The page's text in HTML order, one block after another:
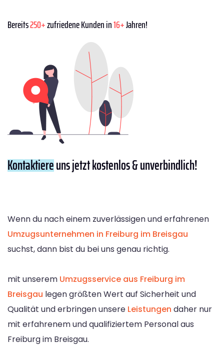
Bereits250+zufriedene Kunden in16+Jahren!
Kontaktiereuns jetzt kostenlos & unverbindlich!
Wenn du nach einem zuverlässigen und erfahrenen
Umzugsunternehmen in Freiburg im Breisgau
suchst, dann bist du bei uns genau richtig.
mit unserem Umzugsservice aus Freiburg im
Breisgau legen größten Wert auf Sicherheit und
Qualität und erbringen unsere Leistungen daher nur
mit erfahrenem und qualifiziertem Personal aus
Freiburg im Breisgau.